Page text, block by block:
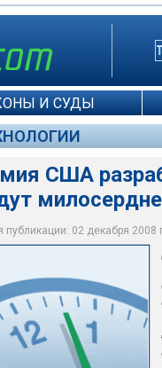
И СУДЫ
США
публикации: 02 декабря 2008
Futurismic.com